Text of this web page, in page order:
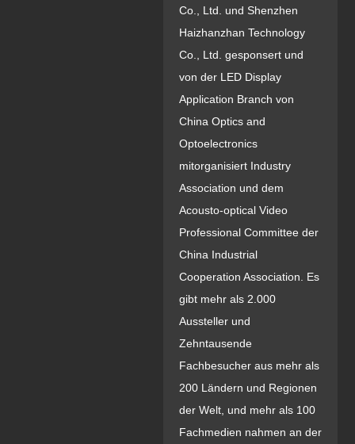
Co., Ltd. und Shenzhen
Haizhanzhan Technology
Co., Ltd. gesponsert und
von der LED Display
Application Branch von
China Optics and
Optoelectronics
mitorganisiert Industry
Association und dem
Acousto-optical Video
Professional Committee der
China Industrial
Cooperation Association. Es
gibt mehr als 2.000
Aussteller und
Zehntausende
Fachbesucher aus mehr als
200 Ländern und Regionen
der Welt, und mehr als 100
Fachmedien nahmen an der